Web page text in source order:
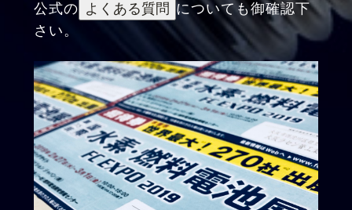
公式の
についても御確認下
さい。